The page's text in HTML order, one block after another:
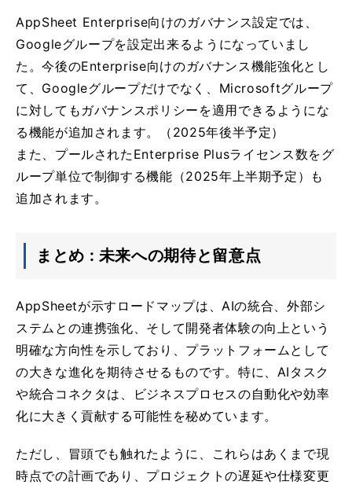
AppSheet Enterprise向けのガバナンス設定では、
Googleグループを設定出来るようになっていまし
た。今後のEnterprise向けのガバナンス機能強化とし
て、Googleグループだけでなく、Microsoftグループ
に対してもガバナンスポリシーを適用できるようにな
る機能が追加されます。（2025年後半予定）
また、プールされたEnterprise Plusライセンス数をグ
ループ単位で制御する機能（2025年上半期予定）も
追加されます。
まとめ : 未来への期待と留意点
AppSheetが示すロードマップは、AIの統合、外部シ
ステムとの連携強化、そして開発者体験の向上という
明確な方向性を示しており、プラットフォームとして
の大きな進化を期待させるものです。特に、AIタスク
や統合コネクタは、ビジネスプロセスの自動化や効率
化に大きく貢献する可能性を秘めています。
ただし、冒頭でも触れたように、これらはあくまで現
時点での計画であり、プロジェクトの遅延や仕様変更